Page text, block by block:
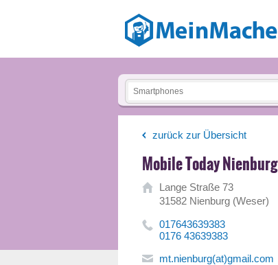
zurück zur Übersicht
Mobile Today Nienburg
Lange Straße 73
31582 Nienburg (Weser)
017643639383
0176 43639383
mt.nienburg(at)gmail.com